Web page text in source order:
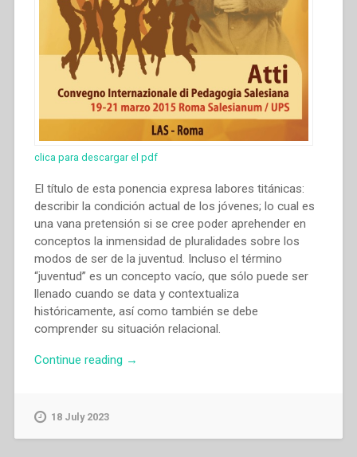
clica para descargar el pdf
El título de esta ponencia expresa labores titánicas:
describir la condición actual de los jóvenes; lo cual es
una vana pretensión si se cree poder aprehender en
conceptos la inmensidad de pluralidades sobre los
modos de ser de la juventud. Incluso el término
“juventud” es un concepto vacío, que sólo puede ser
llenado cuando se data y contextualiza
históricamente, así como también se debe
comprender su situación relacional.
Continue reading “Juan
→
18 July 2023